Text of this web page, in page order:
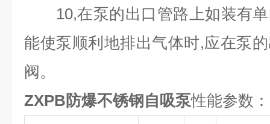
10,在泵的出口管路上如装有单
能使泵顺利地排出气体时,应在泵
阀。
ZXPB防爆不锈钢自吸泵性能参数：